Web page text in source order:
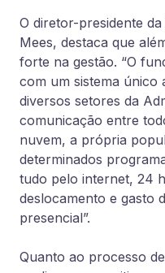
O diretor-presidente
Mees, destaca que
forte na gestão. “O
com um sistema único
diversos setores da
comunicação entre
nuvem, a própria
determinados
tudo pelo internet, 24
deslocamento e gasto
presencial”.
Quanto ao processo